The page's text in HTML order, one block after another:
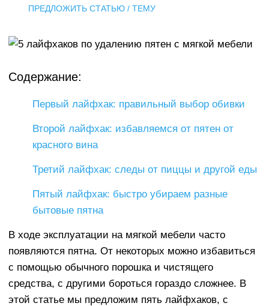
ПРЕДЛОЖИТЬ СТАТЬЮ / ТЕМУ
Содержание:
Первый лайфхак: правильный выбор обивки
Второй лайфхак: избавляемся от пятен от
красного вина
Третий лайфхак: следы от пиццы и другой еды
Пятый лайфхак: быстро убираем разные
бытовые пятна
В ходе эксплуатации на мягкой мебели часто
появляются пятна. От некоторых можно избавиться
с помощью обычного порошка и чистящего
средства, с другими бороться гораздо сложнее. В
этой статье мы предложим пять лайфхаков, с